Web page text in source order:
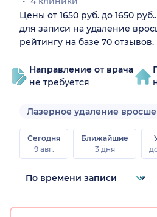
Цены от 1650 руб. до 1650
для записи на удаление
рейтингу на базе 70 отзывов.
Направление от врача
не требуется
Лазерное удаление
Сегодня
9 авг.
Ближайшие
3 дня